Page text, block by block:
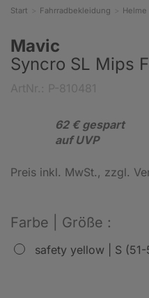
Start Fahrradbekleidung Helme
Mavic
Syncro SL Mips
62 € gespart
auf UVP
Preis inkl. MwSt., zzgl.
Farbe | Größe :
safety yellow | S (51-